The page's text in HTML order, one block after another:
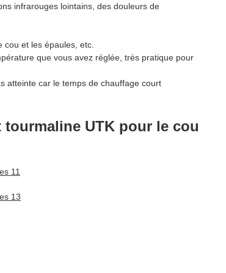
infrarouges lointains, des douleurs de
cou et les épaules, etc.
que vous avez réglée, très pratique pour
atteinte car le temps de chauffage court
UTK pour le cou